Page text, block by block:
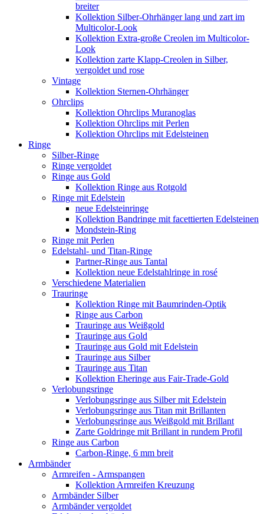
breiter
Kollektion Silber-Ohrhänger lang und zart im
Multicolor-Look
Kollektion Extra-große Creolen im Multicolor-
Look
Kollektion zarte Klapp-Creolen in Silber,
vergoldet und rose
Vintage
Kollektion Sternen-Ohrhänger
Ohrclips
Kollektion Ohrclips Muranoglas
Kollektion Ohrclips mit Perlen
Kollektion Ohrclips mit Edelsteinen
Ringe
Silber-Ringe
Ringe vergoldet
Ringe aus Gold
Kollektion Ringe aus Rotgold
Ringe mit Edelstein
neue Edelsteinringe
Kollektion Bandringe mit facettierten Edelsteinen
Mondstein-Ring
Ringe mit Perlen
Edelstahl- und Titan-Ringe
Partner-Ringe aus Tantal
Kollektion neue Edelstahlringe in rosé
Verschiedene Materialien
Trauringe
Kollektion Ringe mit Baumrinden-Optik
Ringe aus Carbon
Trauringe aus Weißgold
Trauringe aus Gold
Trauringe aus Gold mit Edelstein
Trauringe aus Silber
Trauringe aus Titan
Kollektion Eheringe aus Fair-Trade-Gold
Verlobungsringe
Verlobungsringe aus Silber mit Edelstein
Verlobungsringe aus Titan mit Brillanten
Verlobungsringe aus Weißgold mit Brillant
Zarte Goldringe mit Brillant in rundem Profil
Ringe aus Carbon
Carbon-Ringe, 6 mm breit
Armbänder
Armreifen - Armspangen
Kollektion Armreifen Kreuzung
Armbänder Silber
Armbänder vergoldet